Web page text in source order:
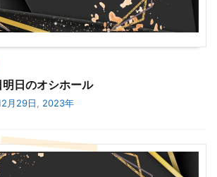
日のオシホール
月29日, 2023年